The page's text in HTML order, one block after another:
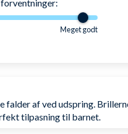
blandt de yngre
forventninger:
Meget godt
af ved udspring.
tilpasning til barnet.